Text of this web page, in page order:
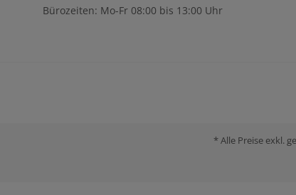
Bürozeiten: Mo-Fr 08:00 bis 13:00 Uhr
* Alle Preise exkl.